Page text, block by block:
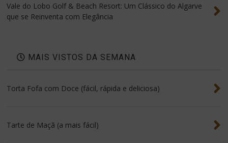
Vale do Lobo Golf & Beach Resort: Um Clássico do Algarve
que se Reinventa com Elegância
MAIS VISTOS DA SEMANA
Torta Fofa com Doce (fácil, rápida e deliciosa)
Tarte de Maçã (a mais fácil)